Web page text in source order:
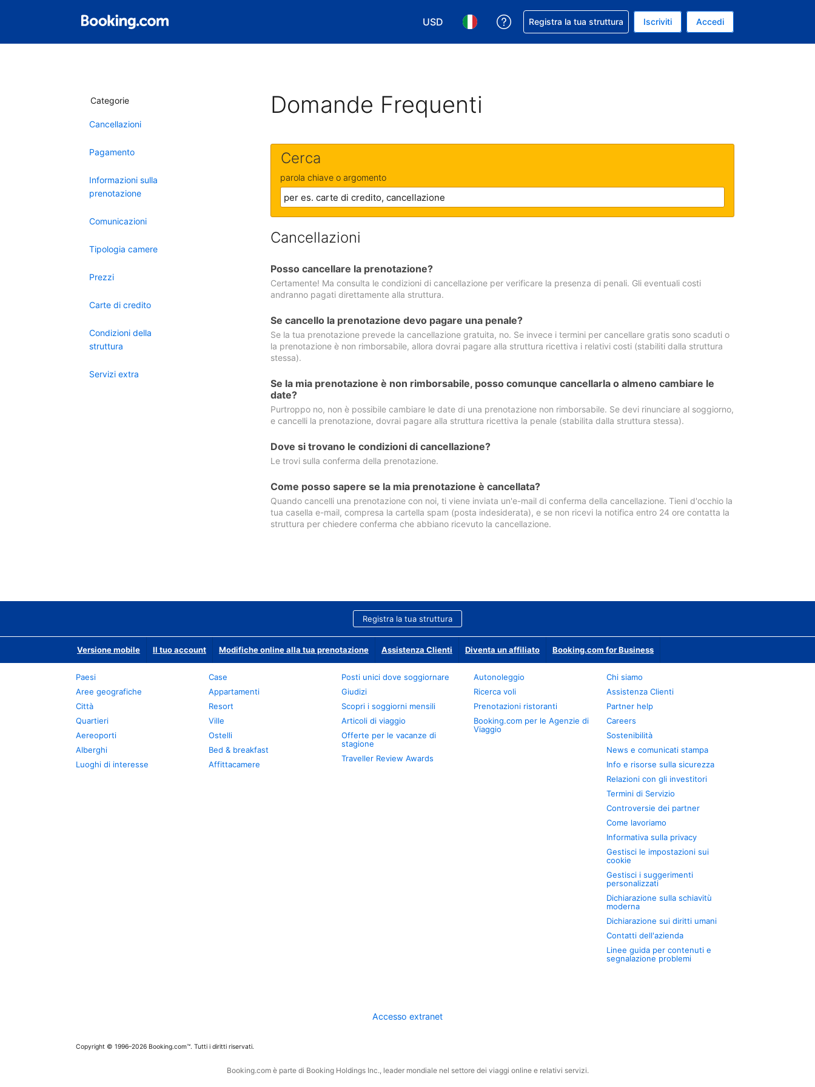
USD
Scegli la tua valuta. Valuta attuale: Dollaro statunitense
Scegli la tua lingua. Lingua attuale: Italiano
Ricevi aiuto con la prenotazione
Registra la tua struttura Iscriviti Accedi
Categorie
Cancellazioni
Pagamento
Informazioni sulla
prenotazione
Comunicazioni
Tipologia camere
Prezzi
Carte di credito
Condizioni della
struttura
Servizi extra
Domande Frequenti
Cerca
parola chiave o argomento
Cancellazioni
Posso cancellare la prenotazione?
Certamente! Ma consulta le condizioni di cancellazione per verificare la presenza di penali. Gli eventuali costi
andranno pagati direttamente alla struttura.
Se cancello la prenotazione devo pagare una penale?
Se la tua prenotazione prevede la cancellazione gratuita, no. Se invece i termini per cancellare gratis sono scaduti o
la prenotazione è non rimborsabile, allora dovrai pagare alla struttura ricettiva i relativi costi (stabiliti dalla struttura
stessa).
Se la mia prenotazione è non rimborsabile, posso comunque cancellarla o almeno cambiare le
date?
Purtroppo no, non è possibile cambiare le date di una prenotazione non rimborsabile. Se devi rinunciare al soggiorno,
e cancelli la prenotazione, dovrai pagare alla struttura ricettiva la penale (stabilita dalla struttura stessa).
Dove si trovano le condizioni di cancellazione?
Le trovi sulla conferma della prenotazione.
Come posso sapere se la mia prenotazione è cancellata?
Quando cancelli una prenotazione con noi, ti viene inviata un'e-mail di conferma della cancellazione. Tieni d'occhio la
tua casella e-mail, compresa la cartella spam (posta indesiderata), e se non ricevi la notifica entro 24 ore contatta la
struttura per chiedere conferma che abbiano ricevuto la cancellazione.
Registra la tua struttura
Versione mobile Il tuo account Modifiche online alla tua prenotazione Assistenza Clienti Diventa un affiliato Booking.com for Business
Paesi
Aree geografiche
Città
Quartieri
Aereoporti
Alberghi
Luoghi di interesse
Case
Appartamenti
Resort
Ville
Ostelli
Bed & breakfast
Affittacamere
Posti unici dove soggiornare
Giudizi
Scopri i soggiorni mensili
Articoli di viaggio
Offerte per le vacanze di
stagione
Traveller Review Awards
Autonoleggio
Ricerca voli
Prenotazioni ristoranti
Booking.com per le Agenzie di
Viaggio
Chi siamo
Assistenza Clienti
Partner help
Careers
Sostenibilità
News e comunicati stampa
Info e risorse sulla sicurezza
Relazioni con gli investitori
Termini di Servizio
Controversie dei partner
Come lavoriamo
Informativa sulla privacy
Gestisci le impostazioni sui
cookie
Gestisci i suggerimenti
personalizzati
Dichiarazione sulla schiavitù
moderna
Dichiarazione sui diritti umani
Contatti dell'azienda
Linee guida per contenuti e
segnalazione problemi
Accesso extranet
Copyright © 1996–2026 Booking.com™. Tutti i diritti riservati.
Booking.com è parte di Booking Holdings Inc., leader mondiale nel settore dei viaggi online e relativi servizi.